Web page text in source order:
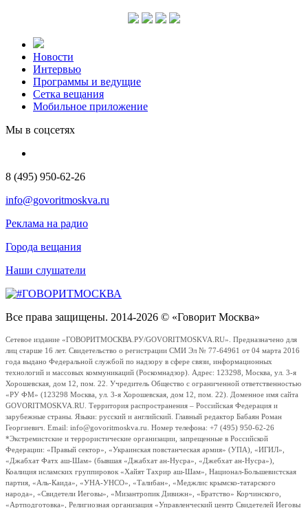
Новости
Интервью
Программы и ведущие
Сетка вещания
Мобильное приложение
Мы в соцсетях
8 (495) 950-62-26
info@govoritmoskva.ru
Реклама на радио
Города вещания
Наши слушатели
Все права защищены. 2014-2026 © «Говорит Москва»
Сетевое издание «ГОВОРИТМОСКВА.РУ/GOVORITMOSKVA.RU». Предназначено для
лиц старше 16 лет. Свидетельство о регистрации СМИ Эл № 77-64961 от 04 марта 2016
года выдано Федеральной службой по надзору в сфере связи, информационных
технологий и массовых коммуникаций (Роскомнадзор). Адрес: 123298, Москва, ул. 3-я
Хорошевская, дом 12, пом. 22. Учредитель Общество с ограниченной ответственностью
«РУ ФМ» (123298 Москва, ул. 3-я Хорошевская, дом 12, пом. 22). Доменное имя сайта
GOVORITMOSKVA.RU. Территория распространения – Российская Федерация и
зарубежные страны. Языки: русский и английский. Главный редактор Бабаян Роман
Георгиевич. Email: info@govoritmoskva.ru. Номер телефона: +7 (495) 950-62-26
*Экстремистские и террористические организации, запрещенные в Российской
Федерации: «Правый сектор», «Украинская повстанческая армия» (УПА), «ИГИЛ»,
«Джабхат Фатх аш-Шам» (бывшая «Джабхат ан-Нусра», «Джебхат ан-Нусра»),
Коалиция исламских группировок «Хайят Тахрир аш-Шам», Национал-Большевистская
партия, «Аль-Каида», «УНА-УНСО», «Талибан», «Меджлис крымско-татарского
народа», «Свидетели Иеговы», «Мизантропик Дивижн», «Братство» Корчинского,
«Артподготовка», Религиозная организация «Управленческий центр Свидетелей Иеговы